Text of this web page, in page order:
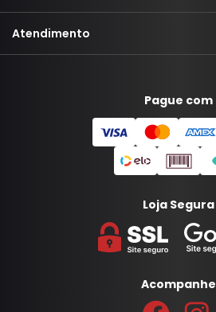
Atendimento
Pague com
Loja Segura
Acompanhe